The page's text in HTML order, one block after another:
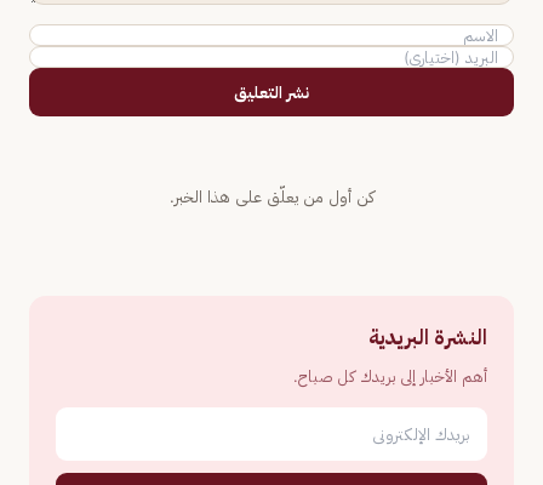
نشر التعليق
كن أول من يعلّق على هذا الخبر.
النشرة البريدية
أهم الأخبار إلى بريدك كل صباح.